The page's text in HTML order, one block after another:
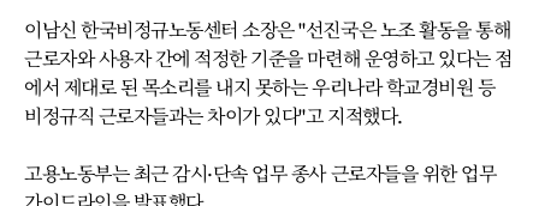
이남신 한국비정규노동센터 소장은 "선진국은 노조 활동을 통해
근로자와 사용자 간에 적정한 기준을 마련해 운영하고 있다는 점
에서 제대로 된 목소리를 내지 못하는 우리나라 학교경비원 등
비정규직 근로자들과는 차이가 있다"고 지적했다.
고용노동부는 최근 감시·단속 업무 종사 근로자들을 위한 업무